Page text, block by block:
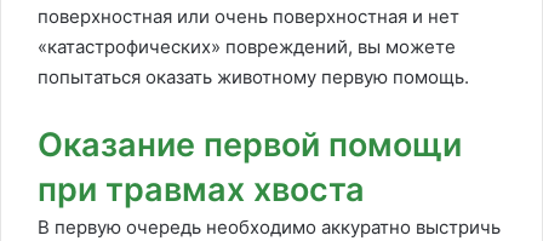
поверхностная или очень поверхностная и нет
«катастрофических» повреждений, вы можете
попытаться оказать животному первую помощь.
Оказание первой помощи
при травмах хвоста
В первую очередь необходимо аккуратно выстричь